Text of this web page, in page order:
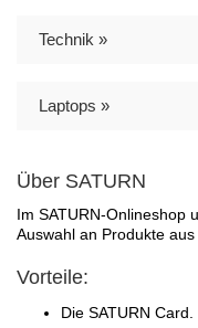
Technik »
Laptops »
Über SATURN
Im SATURN-Onlineshop
Auswahl an Produkte
Vorteile:
Die SATURN Card.